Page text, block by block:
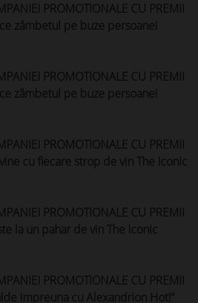
PROMOTIONALE CU PREMII
zâmbetul pe buze persoanei
PROMOTIONALE CU PREMII
zâmbetul pe buze persoanei
PROMOTIONALE CU PREMII
cu fiecare strop de vin The Iconic
PROMOTIONALE CU PREMII
la un pahar de vin The Iconic
PROMOTIONALE CU PREMII
impreuna cu Alexandrion Hot!”